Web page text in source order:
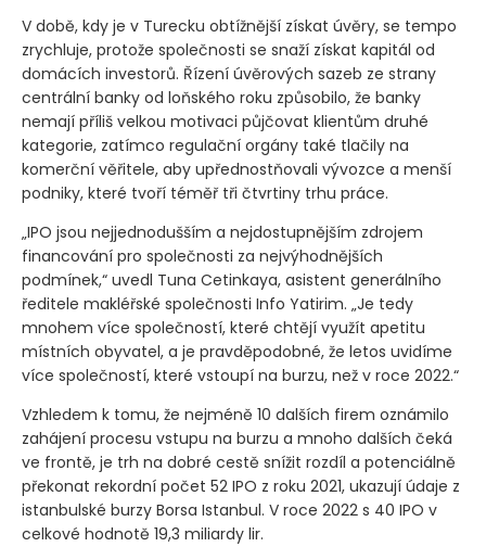
V době, kdy je v Turecku obtížnější získat úvěry, se tempo
zrychluje, protože společnosti se snaží získat kapitál od
domácích investorů. Řízení úvěrových sazeb ze strany
centrální banky od loňského roku způsobilo, že banky
nemají příliš velkou motivaci půjčovat klientům druhé
kategorie, zatímco regulační orgány také tlačily na
komerční věřitele, aby upřednostňovali vývozce a menší
podniky, které tvoří téměř tři čtvrtiny trhu práce.
„IPO jsou nejjednodušším a nejdostupnějším zdrojem
financování pro společnosti za nejvýhodnějších
podmínek,“ uvedl Tuna Cetinkaya, asistent generálního
ředitele makléřské společnosti Info Yatirim. „Je tedy
mnohem více společností, které chtějí využít apetitu
místních obyvatel, a je pravděpodobné, že letos uvidíme
více společností, které vstoupí na burzu, než v roce 2022.“
Vzhledem k tomu, že nejméně 10 dalších firem oznámilo
zahájení procesu vstupu na burzu a mnoho dalších čeká
ve frontě, je trh na dobré cestě snížit rozdíl a potenciálně
překonat rekordní počet 52 IPO z roku 2021, ukazují údaje z
istanbulské burzy Borsa Istanbul. V roce 2022 s 40 IPO v
celkové hodnotě 19,3 miliardy lir.